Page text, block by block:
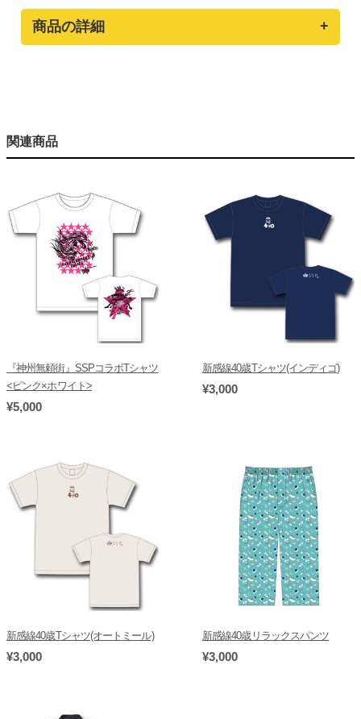
商品の詳細
関連商品
『神州無頼街』SSPコラボTシャツ
<ピンク×ホワイト>
¥5,000
新感線40歳Tシャツ(インディゴ)
¥3,000
新感線40歳Tシャツ(オートミール)
¥3,000
新感線40歳リラックスパンツ
¥3,000